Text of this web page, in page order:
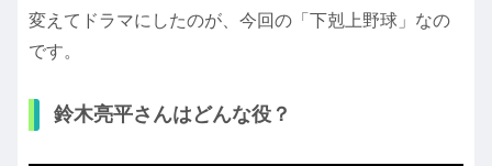
変えてドラマにしたのが、今回の「下剋上野球」なの
です。
鈴木亮平さんはどんな役？